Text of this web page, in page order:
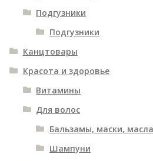
Подгузники
Подгузники
Канцтовары
Красота и здоровье
Витамины
Для волос
Бальзамы, маски, масла
Шампуни